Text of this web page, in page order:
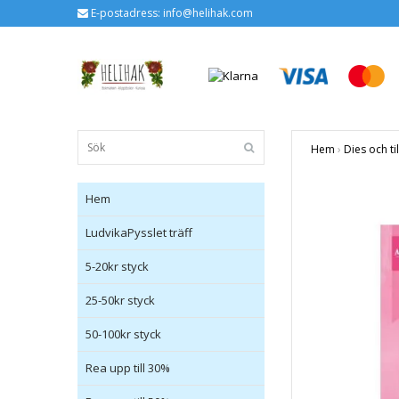
E-postadress: info@helihak.com
Hem
LudvikaPysslet träff
5-20kr styck
25-50kr styck
50-100kr styck
Rea upp till 30%
Hem › Dies och